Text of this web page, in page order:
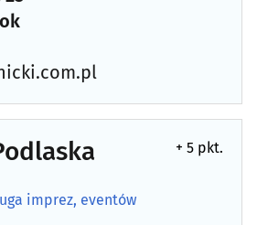
+ 5 pkt.
imprez, eventów